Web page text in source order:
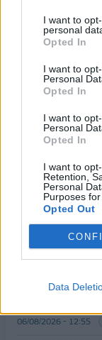
I want to
personal
Opted In
I want to
Personal
Opted In
I want to
Personal
Opted In
I want to
Retention,
Personal
Purposes
Opted Out
Data
μια οικονομία
μισθούς”
Δείκτης Τιμών,
06/08/2026 - 13:17
Άνοιξε η
ύψους 24,6
06/08/2026 - 13:08
ενημέρωσης-
ενίσχυσης του
06/08/2026 - 13:05
LIDL HELLAS:
06/08/2026 - 12:55